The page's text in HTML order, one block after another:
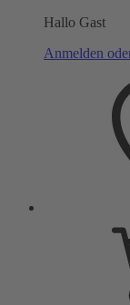
Hallo Gast
Anmelden